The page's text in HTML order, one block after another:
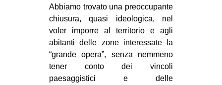
EVENTI
in
tw
Abbiamo trovato una preoccupante
chiusura, quasi ideologica, nel
voler imporre al territorio e agli
abitanti delle zone interessate la
“grande opera”, senza nemmeno
tener conto dei vincoli
paesaggistici e delle